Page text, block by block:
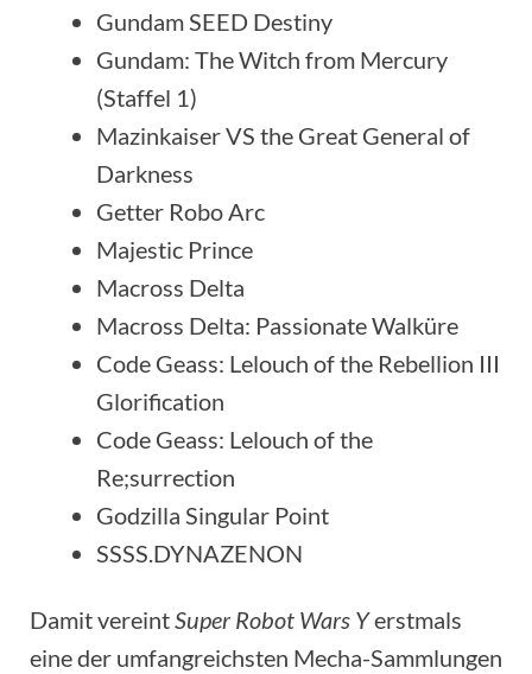
Gundam SEED Destiny
Gundam: The Witch from Mercury
(Staffel 1)
Mazinkaiser VS the Great General of
Darkness
Getter Robo Arc
Majestic Prince
Macross Delta
Macross Delta: Passionate Walküre
Code Geass: Lelouch of the Rebellion III
Glorification
Code Geass: Lelouch of the
Re;surrection
Godzilla Singular Point
SSSS.DYNAZENON
Damit vereintSuper Robot Wars Yerstmals
eine der umfangreichsten Mecha-Sammlungen